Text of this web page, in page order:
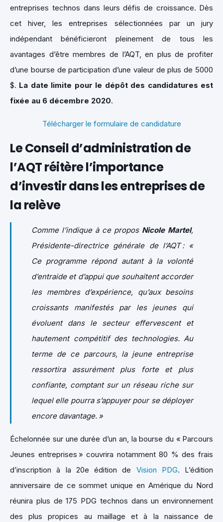
entreprises technos dans leurs défis de croissance. Dès
cet hiver, les entreprises sélectionnées par un jury
indépendant bénéficieront pleinement de tous les
avantages d’être membres de l’AQT, en plus de profiter
d’une bourse de participation d’une valeur de plus de 5000
$. La date limite pour le dépôt des candidatures est
fixée au 6 décembre 2020.
Télécharger le formulaire de candidature
Le Conseil d’administration de
l’AQT réitère l’importance
d’investir dans les entreprises de
la relève
Comme l’indique à ce propos Nicole Martel,
Présidente-directrice générale de l’AQT : «
Ce programme répond autant à la volonté
d’entraide et d’appui que souhaitent accorder
les membres d’expérience, qu’aux besoins
croissants manifestés par les jeunes qui
évoluent dans le secteur effervescent et
hautement compétitif des technologies. Au
terme de ce parcours, la jeune entreprise
ressortira assurément plus forte et plus
confiante, comptant sur un réseau riche sur
lequel elle pourra s’appuyer pour se déployer
encore davantage. »
Échelonnée sur une durée d’un an, la bourse du « Parcours
Jeunes entreprises » couvrira notamment 80 % des frais
d’inscription à la 20e édition de Vision PDG. L’édition
anniversaire de ce sommet unique en Amérique du Nord
réunira plus de 175 PDG technos dans un environnement
des plus propices au maillage et à la naissance de